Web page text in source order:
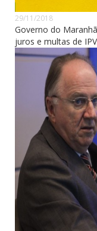
29/11/2018
Governo do
juros e multas de